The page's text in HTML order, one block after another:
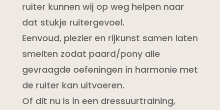
ruiter kunnen wij op weg helpen naar
dat stukje ruitergevoel.
Eenvoud, plezier en rijkunst samen laten
smelten zodat paard/pony alle
gevraagde oefeningen in harmonie met
de ruiter kan uitvoeren.
Of dit nu is in een dressuurtraining,